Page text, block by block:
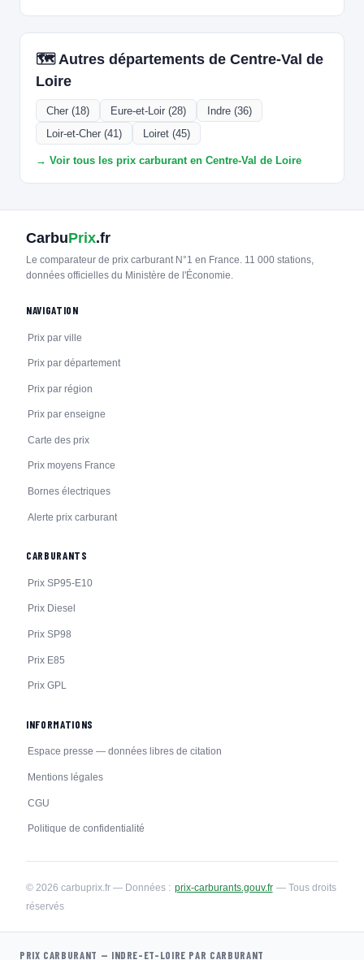
🗺️ Autres départements de Centre-Val de
Loire
Cher (18) Eure-et-Loir (28)
Indre (36)
Loir-et-Cher (41)
Loiret (45)
→ Voir tous les prix carburant en Centre-Val de Loire
CarbuPrix.fr
Le comparateur de prix carburant N°1 en France. 11 000 stations,
données officielles du Ministère de l'Économie.
NAVIGATION
Prix par ville
Prix par département
Prix par région
Prix par enseigne
Carte des prix
Prix moyens France
Bornes électriques
Alerte prix carburant
CARBURANTS
Prix SP95-E10
Prix Diesel
Prix SP98
Prix E85
Prix GPL
INFORMATIONS
Espace presse — données libres de citation
Mentions légales
CGU
Politique de confidentialité
© 2026 carbuprix.fr — Données : prix-carburants.gouv.fr — Tous droits
réservés
PRIX CARBURANT — INDRE-ET-LOIRE PAR CARBURANT